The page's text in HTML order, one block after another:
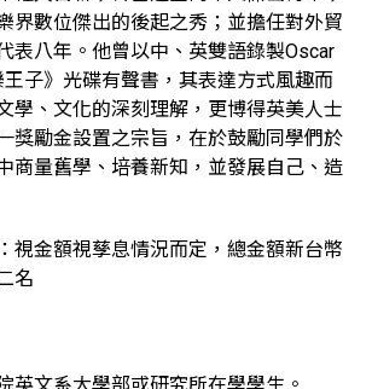
界數位傑出的後起之秀；並擔任對外貿
表八年。他曾以中、英雙語錄製Oscar
子》光碟有聲書，其表達方式風趣而
學、文化的深刻理解，更博得英美人士
獎勵金設置之宗旨，在於鼓勵同學們於
商量舊學、培養新知，並發展自己、造
視金額視孳息情況而定，總金額新台幣
名